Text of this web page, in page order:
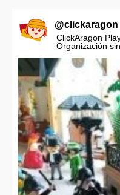
@clickaragon
ClickAragon
Organización